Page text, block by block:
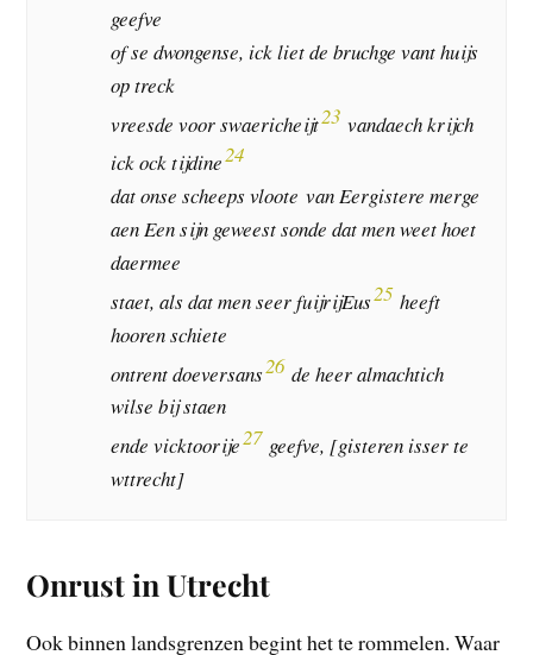
geefve
of se dwongense, ick liet de bruchge vant huijs
op treck
vreesde voor swaericheijt23 vandaech krijch
ick ock tijdine24
dat onse scheeps vloote van Eergistere merge
aen Een sijn geweest sonde dat men weet hoet
daermee
staet, als dat men seer fuijrijEus25 heeft
hooren schiete
ontrent doeversans26 de heer almachtich
wilse bij staen
ende vicktoorije27 geefve, [gisteren isser te
wttrecht]
Onrust in Utrecht
Ook binnen landsgrenzen begint het te rommelen. Waar